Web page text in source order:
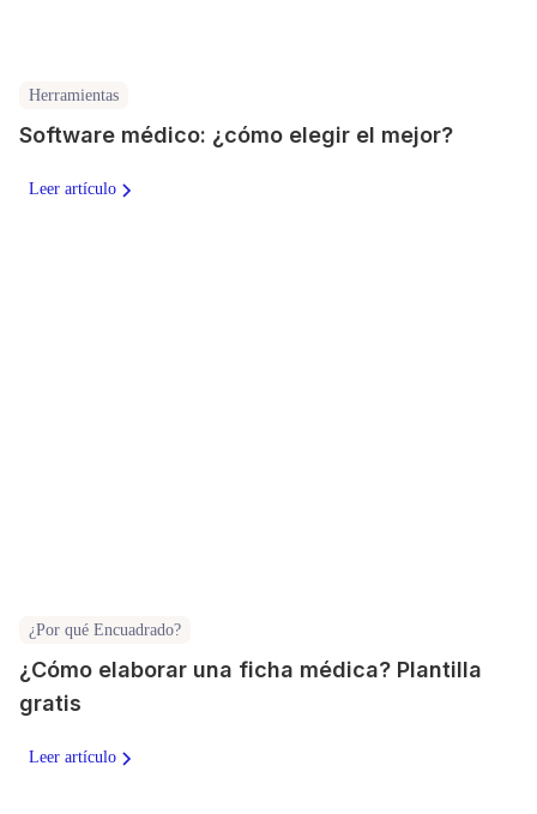
Herramientas
Software médico: ¿cómo elegir el mejor?
Leer artículo
¿Por qué Encuadrado?
¿Cómo elaborar una ficha médica? Plantilla
gratis
Leer artículo